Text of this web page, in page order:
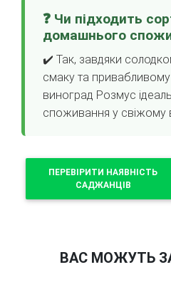
❓ Чи підходить
домашнього
✔️ Так, завдяки
смаку та привабливому
виноград Розмус
споживання у свіжому
ПЕРЕВІРИТИ НАЯВНІСТЬ
САДЖАНЦІВ
ВАС МОЖУТЬ